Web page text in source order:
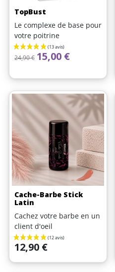
(25 avis)
TopBust
Le complexe de base pour
votre poitrine
Prix de base
24,90 € Prix
15,00 €
Cache-Barbe Stick
Latin
Cachez votre barbe en un
client d'oeil
Prix
12,90 €